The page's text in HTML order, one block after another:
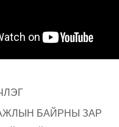
БАЙРНЫ ЗАР